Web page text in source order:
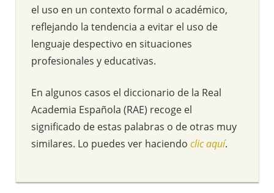
el uso en un contexto formal o académico,
reflejando la tendencia a evitar el uso de
lenguaje despectivo en situaciones
profesionales y educativas.
En algunos casos el diccionario de la Real
Academia Española (RAE) recoge el
significado de estas palabras o de otras muy
similares. Lo puedes ver haciendo clic aquí.